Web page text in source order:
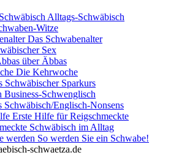
Alltags-Schwäbisch
Witze
Das Schwabenalter
Sex
über Äbbas
Die Kehrwoche
Schwäbischer Sparkurs
Business-Schwenglisch
Schwäbisch/Englisch-Nonsens
Erste Hilfe für Reigschmeckte
Schwäbisch im Alltag
So werden Sie ein Schwabe!
schwaetza.de